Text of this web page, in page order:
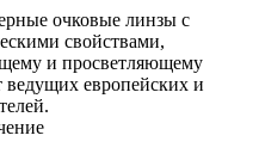
очковые линзы с
свойствами,
и просветляющему
европейских и